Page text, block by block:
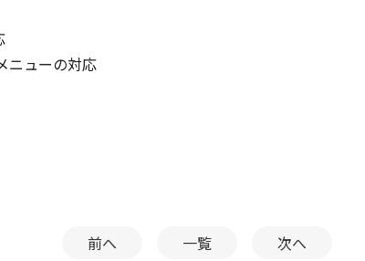
ニューの対応
前へ 一覧 次へ